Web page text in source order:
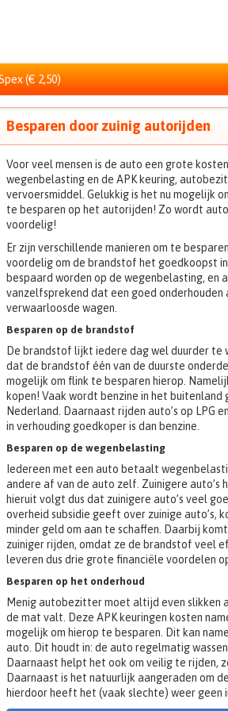
(€ 2,50)
Besparen door zuinig autorijden
Voor veel mensen is de auto een grote
wegenbelasting en de APK keuring,
vervoersmiddel. Gelukkig is het nu mogelijk
te besparen op het autorijden! Zo wordt
voordelig!
Er zijn verschillende manieren om te
voordelig om de brandstof het goedkoopst
bespaard worden op de wegenbelasting, en
vanzelfsprekend dat een goed onderhouden
verwaarloosde wagen.
Besparen op de brandstof
De brandstof lijkt iedere dag wel duurder te
dat de brandstof één van de duurste
mogelijk om flink te besparen hierop.
kopen! Vaak wordt benzine in het buitenland
Nederland. Daarnaast rijden auto’s op LPG
in verhouding goedkoper is dan benzine.
Besparen op de wegenbelasting
Iedereen met een auto betaalt
andere af van de auto zelf. Zuinigere auto’s
hieruit volgt dus dat zuinigere auto’s veel
overheid subsidie geeft over zuinige auto’s,
minder geld om aan te schaffen. Daarbij
zuiniger rijden, omdat ze de brandstof veel
leveren dus drie grote financiële voordelen
Besparen op het onderhoud
Menig autobezitter moet altijd even slikken
de mat valt. Deze APK keuringen kosten
mogelijk om hierop te besparen. Dit kan
auto. Dit houdt in: de auto regelmatig
Daarnaast helpt het ook om veilig te rijden,
Daarnaast is het natuurlijk aangeraden om
hierdoor heeft het (vaak slechte) weer geen